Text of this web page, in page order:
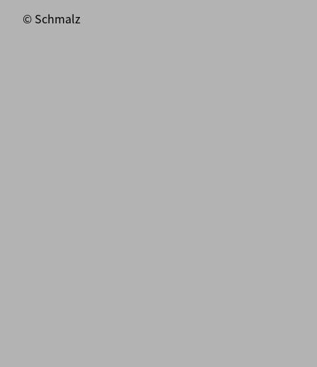
© Schmalz